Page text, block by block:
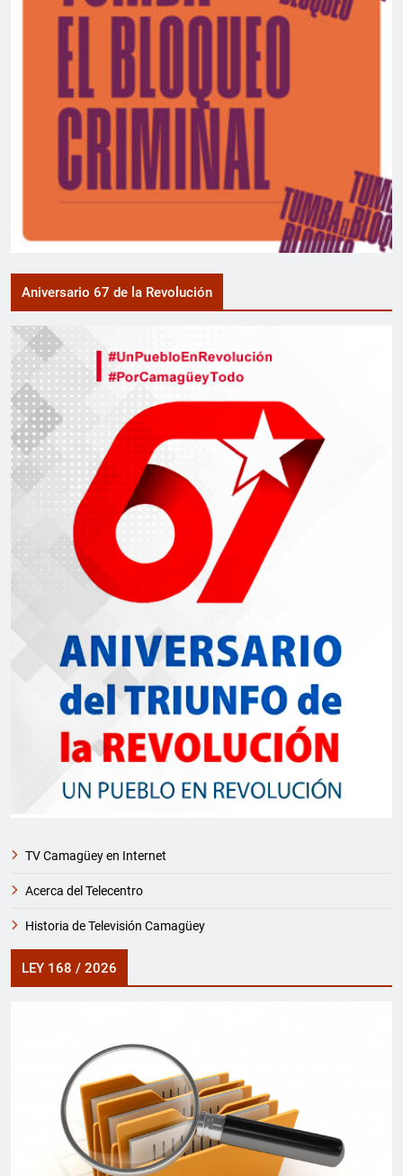
Aniversario 67 de la Revolución
TV Camagüey en Internet
Acerca del Telecentro
Historia de Televisión Camagüey
LEY 168 / 2026